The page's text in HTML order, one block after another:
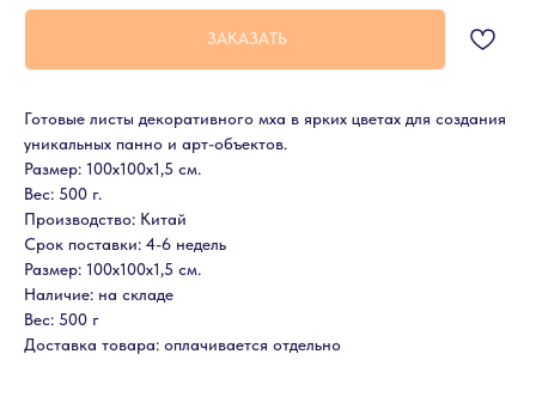
ЗАКАЗАТЬ
Готовые листы декоративного мха в ярких цветах для создания
уникальных панно и арт-объектов.
Размер: 100х100х1,5 см.
Вес: 500 г.
Производство: Китай
Срок поставки: 4-6 недель
Размер: 100х100х1,5 см.
Наличие: на складе
Вес: 500 г
Доставка товара: оплачивается отдельно